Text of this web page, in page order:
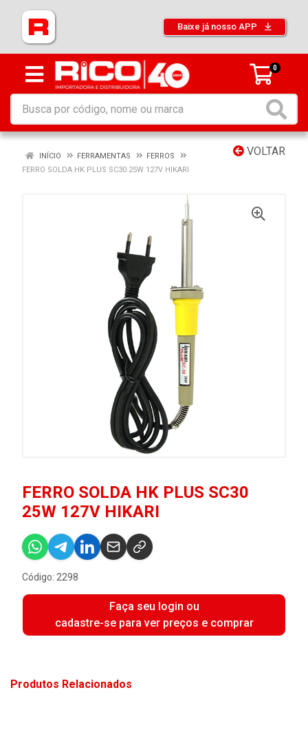
Baixe já nosso APP
0
VOLTAR
INÍCIO FERRAMENTAS
FERROS
FERRO SOLDA HK PLUS SC30 25W 127V HIKARI
FERRO SOLDA HK PLUS SC30
25W 127V HIKARI
Código: 2298
Faça seu login ou
cadastre-se para ver preços e comprar
Produtos Relacionados